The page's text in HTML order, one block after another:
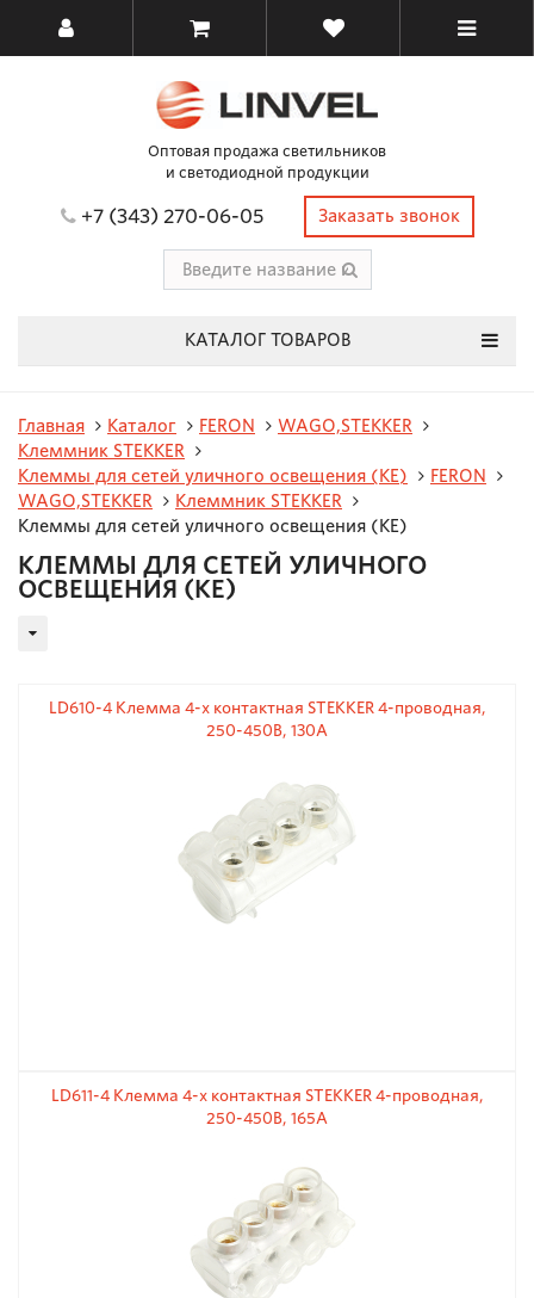
Оптовая продажа светильников
и светодиодной продукции
+7 (343) 270-06-05 Заказать звонок
КАТАЛОГ ТОВАРОВ
Главная Каталог FERON
WAGO,STEKKER
Клеммник STEKKER
Клеммы для сетей уличного освещения (КЕ)
FERON
WAGO,STEKKER
Клеммник STEKKER
Клеммы для сетей уличного освещения (КЕ)
КЛЕММЫ ДЛЯ СЕТЕЙ УЛИЧНОГО
ОСВЕЩЕНИЯ (КЕ)
LD610-4 Клемма 4-х контактная STEKKER 4-проводная,
250-450В, 130A
LD611-4 Клемма 4-х контактная STEKKER 4-проводная,
250-450В, 165A